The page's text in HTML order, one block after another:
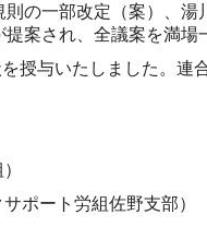
の一部改定（案）、湯
案され、全議案を満場
授与いたしました。連
ート労組佐野支部）